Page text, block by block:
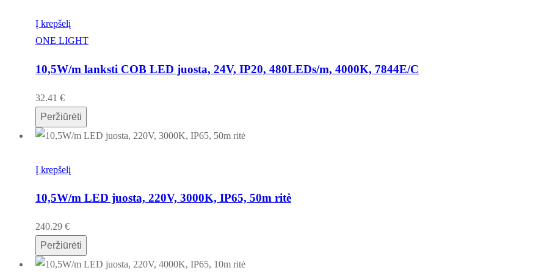
Į krepšelį
ONE LIGHT
10,5W/m lanksti COB LED juosta, 24V, IP20, 480LEDs/m, 4000K, 7844E/C
32.41 €
Peržiūrėti
Į krepšelį
10,5W/m LED juosta, 220V, 3000K, IP65, 50m ritė
240.29 €
Peržiūrėti